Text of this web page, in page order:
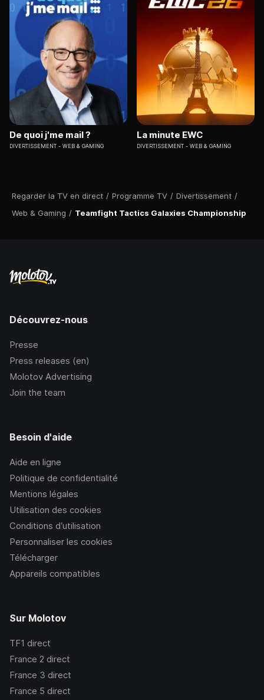
Regarder la TV en direct / Programme TV / Divertissement /
Web & Gaming / Teamfight Tactics Galaxies Championship
De quoi j'me mail ?
DIVERTISSEMENT WEB & GAMING
La minute EWC
DIVERTISSEMENT WEB & GAMING
Découvrez-nous
Presse
Press releases (en)
Molotov Advertising
Join the team
Besoin d'aide
Aide en ligne
Politique de confidentialité
Mentions légales
Utilisation des cookies
Conditions d’utilisation
Personnaliser les cookies
Télécharger
Appareils compatibles
Sur Molotov
TF1 direct
France 2 direct
France 3 direct
France 5 direct